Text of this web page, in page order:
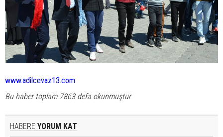
www.adilcevaz13.com
Bu haber toplam 7863 defa okunmuştur
HABERE YORUM KAT